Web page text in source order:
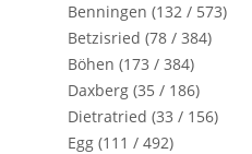
Benningen (132 / 573)
Betzisried (78 / 384)
Böhen (173 / 384)
Daxberg (35 / 186)
Dietratried (33 / 156)
Egg (111 / 492)